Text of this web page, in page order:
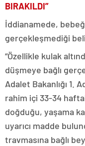
BIRAKILDI”
İddianamede,
gerçekleşmediği
“Özellikle kulak
düşmeye bağlı
Adalet Bakanlığı 1.
rahim içi 33-34
doğduğu, yaşama
uyarıcı madde
travmasına bağlı